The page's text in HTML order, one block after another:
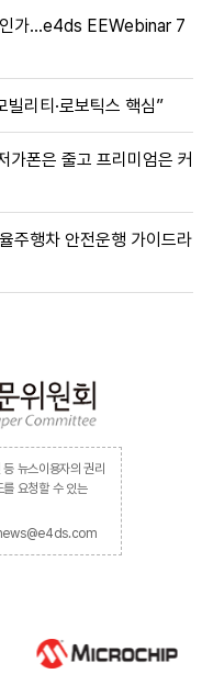
인가…e4ds EEWebinar 7
리티·로보틱스 핵심”
가폰은 줄고 프리미엄은 커
주행차 안전운행 가이드라
뉴스이용자의 권리
를 요청할 수 있는